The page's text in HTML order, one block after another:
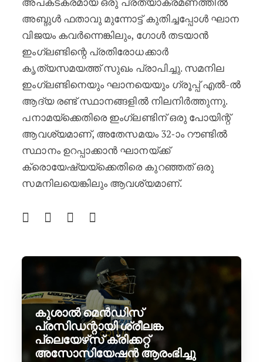
അബ്ദുൾ ഫതാവു മുന്നോട്ട് കുതിച്ചപ്പോൾ ഘാന
വിജയം കവർന്നെങ്കിലും, ഗോൾ തടയാൻ
ഇംഗ്ലണ്ടിന്റെ പ്രതിരോധക്കാർ
കൃത്യസമയത്ത് സുഖം പ്രാപിച്ചു. സമനില
ഇംഗ്ലണ്ടിനെയും ഘാനയെയും ഗ്രൂപ്പ് എൽ-ൽ
ആദ്യ രണ്ട് സ്ഥാനങ്ങളിൽ നിലനിർത്തുന്നു.
പനാമയ്‌ക്കെതിരെ ഇംഗ്ലണ്ടിന് ഒരു പോയിന്റ്
ആവശ്യമാണ്, അതേസമയം 32-ാം റൗണ്ടിൽ
സ്ഥാനം ഉറപ്പാക്കാൻ ഘാനയ്ക്ക്
ക്രൊയേഷ്യയ്‌ക്കെതിരെ കുറഞ്ഞത് ഒരു
സമനിലയെങ്കിലും ആവശ്യമാണ്.
കുശാൽ മെൻഡിസ്
പ്രസിഡന്റായി ശ്രീലങ്ക
പ്ലെയേഴ്‌സ് ക്രിക്കറ്റ്
അസോസിയേഷൻ ആരംഭിച്ചു